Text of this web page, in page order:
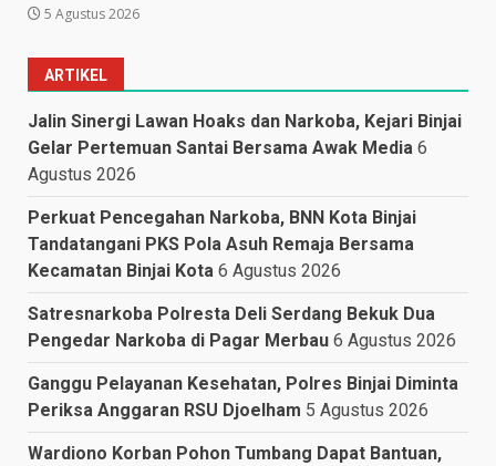
5 Agustus 2026
ARTIKEL
Jalin Sinergi Lawan Hoaks dan Narkoba, Kejari Binjai
Gelar Pertemuan Santai Bersama Awak Media 6
Agustus 2026
Perkuat Pencegahan Narkoba, BNN Kota Binjai
Tandatangani PKS Pola Asuh Remaja Bersama
Kecamatan Binjai Kota 6 Agustus 2026
Satresnarkoba Polresta Deli Serdang Bekuk Dua
Pengedar Narkoba di Pagar Merbau 6 Agustus 2026
Ganggu Pelayanan Kesehatan, Polres Binjai Diminta
Periksa Anggaran RSU Djoelham 5 Agustus 2026
Wardiono Korban Pohon Tumbang Dapat Bantuan,